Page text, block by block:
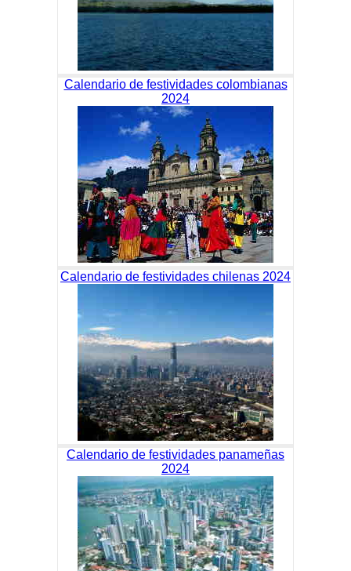
Calendario de festividades colombianas
2024
Calendario de festividades chilenas 2024
Calendario de festividades panameñas
2024